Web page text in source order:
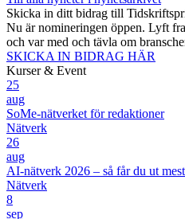
Skicka in ditt bidrag till
Nu är nomineringen öppen. Lyft
och var med och tävla om
SKICKA IN BIDRAG HÄR
Kurser & Event
25
aug
SoMe-nätverket för redaktioner
Nätverk
26
aug
AI-nätverk 2026 – så får du ut
Nätverk
8
sep